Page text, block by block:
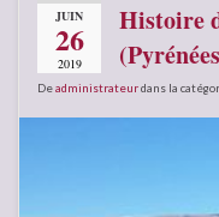
JUIN
26
2019
Histoire
Deadministrateurdans la